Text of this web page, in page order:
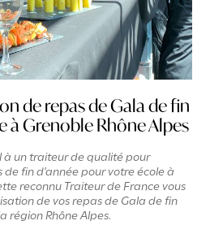
de repas de Gala de fin
à Grenoble Rhône Alpes
à un traiteur de qualité pour
de fin d'année pour votre école à
reconnu Traiteur de France vous
de vos repas de Gala de fin
région Rhône Alpes.